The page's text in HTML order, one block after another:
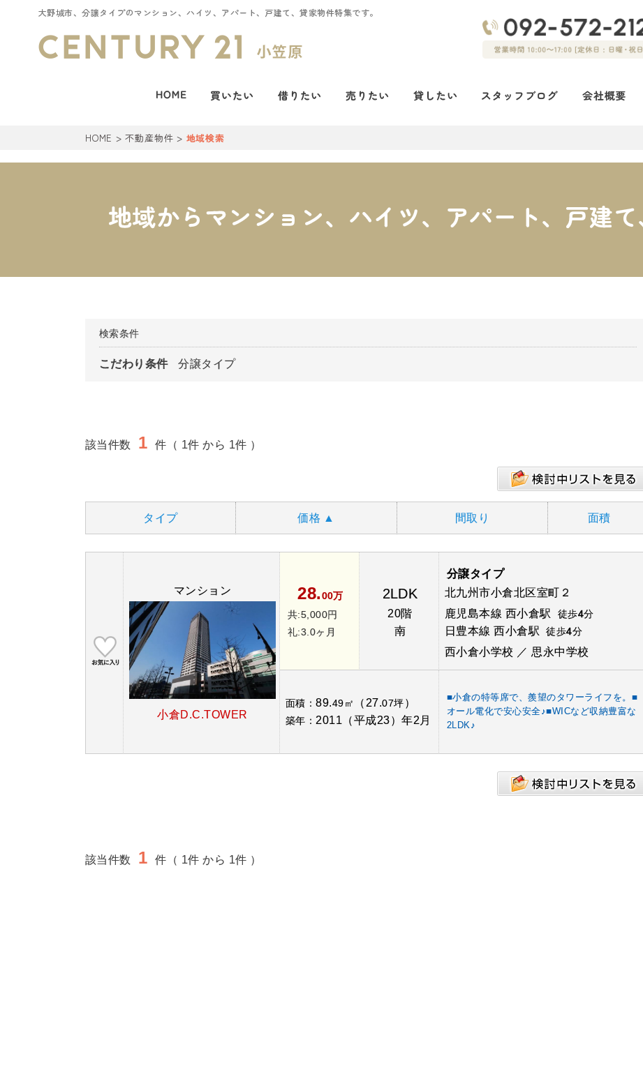
大野城市、分譲タイプのマンション、ハイツ、アパート、戸建て、貸家物件特集です。
HOME >不動産物件 > 地域検索
地域からマンション、ハイツ、アパート、戸建
検索条件
こだわり条件 分譲タイプ
該当件数 1 件（ 1件 から 1件 ）
タイプ 価格 ▲ 間取り 面積
マンション
小倉D.C.TOWER
28.00万
共:5,000円
礼:3.0ヶ月
2LDK
20階
南
分譲タイプ
北九州市小倉北区室町２
鹿児島本線 西小倉駅
徒歩4分
日豊本線 西小倉駅 徒歩4分
西小倉小学校 ／ 思永中学校
面積：89.49㎡ （27.07坪）
築年： 2011（平成23）年2月
■小倉の特等席で、羨望のタワーライフを。■
オール電化で安心安全♪■WICなど収納豊富な
2LDK♪
該当件数 1 件（ 1件 から 1件 ）